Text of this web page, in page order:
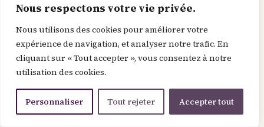
Nous respectons votre vie privée.
Nous utilisons des cookies pour améliorer votre
expérience de navigation, et analyser notre trafic. En
cliquant sur « Tout accepter », vous consentez à notre
utilisation des cookies.
Personnaliser Tout rejeter Accepter tout
Dieu dans le Christ,
recherche l’homme et
le renouvelle